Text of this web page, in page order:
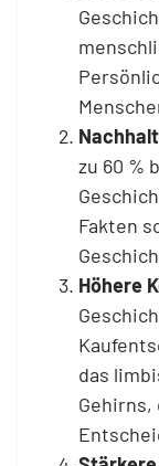
zu 60 %
Fakten
Höhere
das